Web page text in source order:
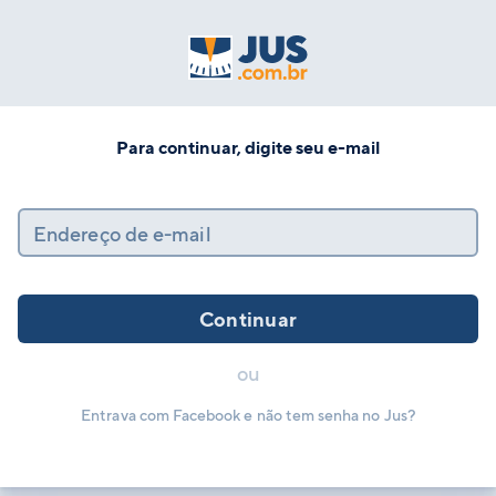
Para continuar, digite seu e-mail
Endereço de e-mail
Continuar
ou
Entrava com Facebook e não tem senha no Jus?